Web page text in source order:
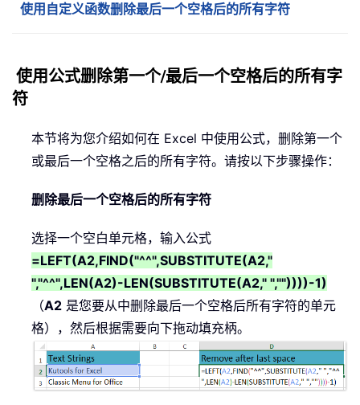
使用自定义函数删除最后一个空格后的所有字符
使用公式删除第一个/最后一个空格后的所有字
符
本节将为您介绍如何在 Excel 中使用公式，删除第一个
或最后一个空格之后的所有字符。请按以下步骤操作：
删除最后一个空格后的所有字符
选择一个空白单元格，输入公式
=LEFT(A2,FIND("^^",SUBSTITUTE(A2,"
","^^",LEN(A2)-LEN(SUBSTITUTE(A2," ",""))))-1)
（A2 是您要从中删除最后一个空格后所有字符的单元
格），然后根据需要向下拖动填充柄。